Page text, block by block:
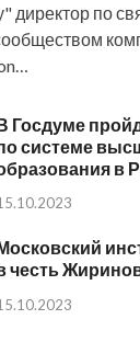
директор по
Госдуме
системе
в
честь